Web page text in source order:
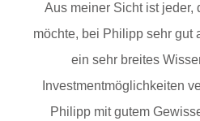
Aus meiner Sicht ist jeder,
möchte, bei Philipp sehr gut
ein sehr breites
Investmentmöglichkeiten
Philipp mit gutem